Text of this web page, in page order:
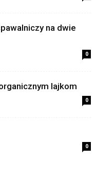
na dwie
0
lajkom
0
0